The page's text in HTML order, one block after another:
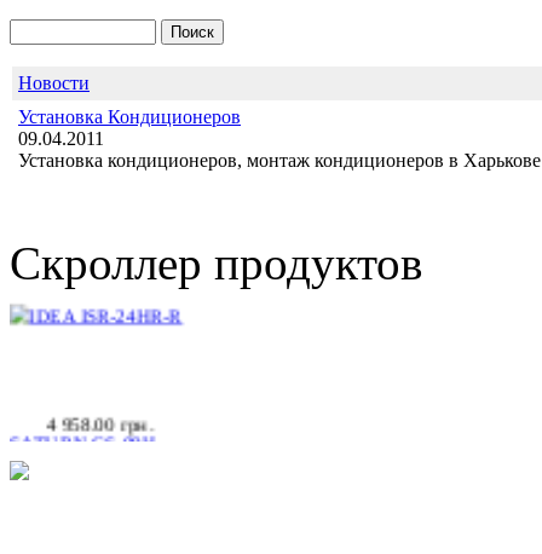
Новости
Установка Кондиционеров
09.04.2011
Установка кондиционеров, монтаж кондиционеров в
Скроллер продуктов
Позвоните, чтобы